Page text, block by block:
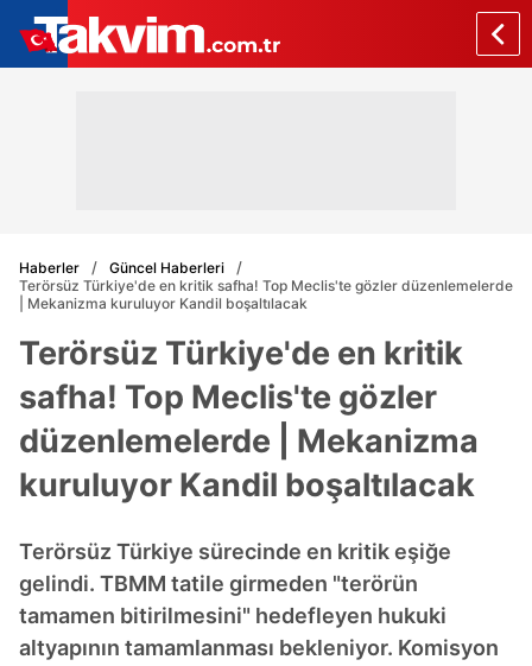
Haberler
Güncel Haberleri
Terörsüz Türkiye'de en kritik safha! Top Meclis'te gözler düzenlemelerde
| Mekanizma kuruluyor Kandil boşaltılacak
Terörsüz Türkiye'de en kritik
safha! Top Meclis'te gözler
düzenlemelerde | Mekanizma
kuruluyor Kandil boşaltılacak
Terörsüz Türkiye sürecinde en kritik eşiğe
gelindi. TBMM tatile girmeden "terörün
tamamen bitirilmesini" hedefleyen hukuki
altyapının tamamlanması bekleniyor. Komisyon